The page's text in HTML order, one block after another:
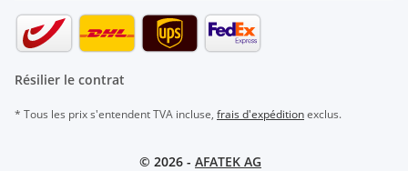
Résilier le contrat
* Tous les prix s'entendent TVA incluse, frais d'expéditionexclus.
© 2026 - AFATEK AG